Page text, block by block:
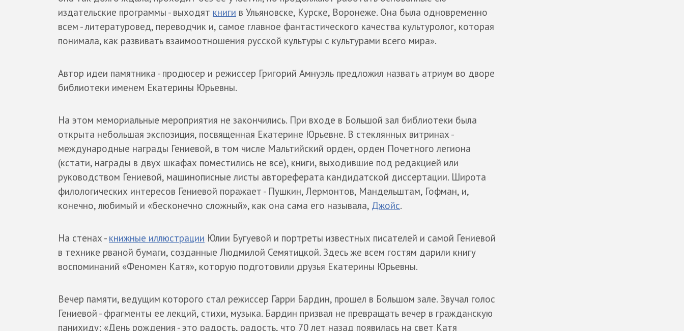
издательские программы - выходят книги в Ульяновске, Курске, Воронеже. Она была одновременно
всем - литературовед, переводчик и, самое главное фантастического качества культуролог, которая
понимала, как развивать взаимоотношения русской культуры с культурами всего мира».
Автор идеи памятника - продюсер и режиссер Григорий Амнуэль предложил назвать атриум во дворе
библиотеки именем Екатерины Юрьевны.
На этом мемориальные мероприятия не закончились. При входе в Большой зал библиотеки была
открыта небольшая экспозиция, посвященная Екатерине Юрьевне. В стеклянных витринах -
международные награды Гениевой, в том числе Мальтийский орден, орден Почетного легиона
(кстати, награды в двух шкафах поместились не все), книги, выходившие под редакцией или
руководством Гениевой, машинописные листы автореферата кандидатской диссертации. Широта
филологических интересов Гениевой поражает - Пушкин, Лермонтов, Мандельштам, Гофман, и,
конечно, любимый и «бесконечно сложный», как она сама его называла, Джойс.
На стенах - книжные иллюстрации Юлии Бугуевой и портреты известных писателей и самой Гениевой
в технике рваной бумаги, созданные Людмилой Семятицкой. Здесь же всем гостям дарили книгу
воспоминаний «Феномен Катя», которую подготовили друзья Екатерины Юрьевны.
Вечер памяти, ведущим которого стал режиссер Гарри Бардин, прошел в Большом зале. Звучал голос
Гениевой - фрагменты ее лекций, стихи, музыка. Бардин призвал не превращать вечер в гражданскую
панихиду: «День рождения - это радость, радость, что 70 лет назад появилась на свет Катя